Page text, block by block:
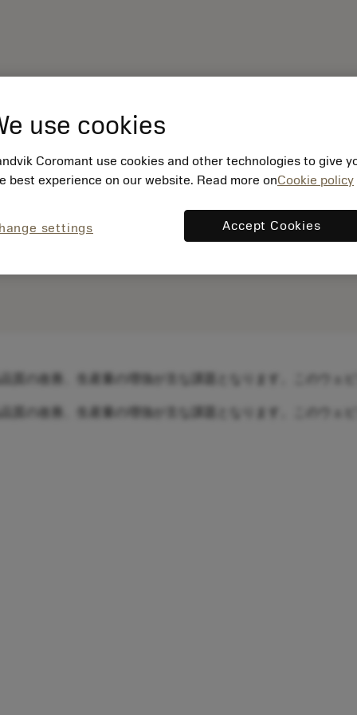
use cookies
Coromant use cookies and other technologies to give
best experience on our website. Read more onCookie policy
settings Accept Cookies